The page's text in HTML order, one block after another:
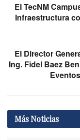
El TecNM
Infraestructura
El Director
Ing. Fidel Baez
MásNoticias